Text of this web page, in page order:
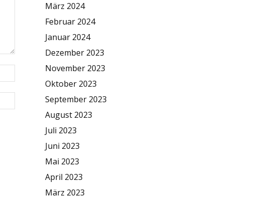
März 2024
Februar 2024
Januar 2024
Dezember 2023
November 2023
Oktober 2023
September 2023
August 2023
Juli 2023
Juni 2023
Mai 2023
April 2023
März 2023